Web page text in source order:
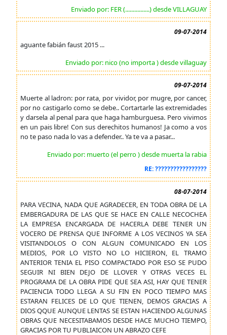
Enviado por: FER (................) desde VILLAGUAY
09-07-2014
aguante fabián faust 2015 ...
Enviado por: nico (no importa ) desde villaguay
09-07-2014
Muerte al ladron: por rata, por vividor, por mugre, por cancer,
por no castigarlo como se debe.. Cortartarle las extremidades
y darsela al penal para que haga hamburguesa. Pero vivimos
en un pais libre! Con sus derechitos humanos! Ja como a vos
no te paso nada lo vas a defender.. Ya te va a pasar...
Enviado por: muerto (el perro ) desde muerta la rabia
RE: ?????????????????
08-07-2014
PARA VECINA, NADA QUE AGRADECER, EN TODA OBRA DE LA
EMBERGADURA DE LAS QUE SE HACE EN CALLE NECOCHEA
LA EMPRESA ENCARGADA DE HACERLA DEBE TENER UN
VOCERO DE PRENSA QUE INFORME A LOS VECINOS YA SEA
VISITANDOLOS O CON ALGUN COMUNICADO EN LOS
MEDIOS, POR LO VISTO NO LO HICIERON, EL TRAMO
ANTERIOR TENIA EL PISO COMPACTADO POR ESO SE PUDO
SEGUIR NI BIEN DEJO DE LLOVER Y OTRAS VECES EL
PROGRAMA DE LA OBRA PIDE QUE SEA ASI, HAY QUE TENER
PACIENCIA TODO LLEGA A SU FIN EN POCO TIEMPO MAS
ESTARAN FELICES DE LO QUE TIENEN, DEMOS GRACIAS A
DIOS QQUE AUNQUE LENTAS SE ESTAN HACIENDO ALGUNAS
OBRAS QUE NECESITABAMOS DESDE HACE MUCHO TIEMPO,
GRACIAS POR TU PUBLIAICON UN ABRAZO CEFE